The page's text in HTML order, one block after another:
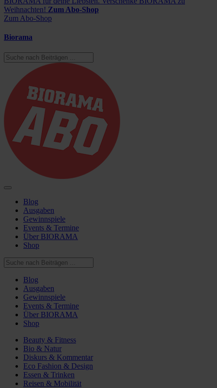
Weihnachten! Zum Abo-Shop
Zum Abo-Shop
Biorama
Blog
Ausgaben
Gewinnspiele
Events & Termine
Über BIORAMA
Shop
Blog
Ausgaben
Gewinnspiele
Events & Termine
Über BIORAMA
Shop
Beauty & Fitness
Bio & Natur
Diskurs & Kommentar
Eco Fashion & Design
Essen & Trinken
Reisen & Mobilität